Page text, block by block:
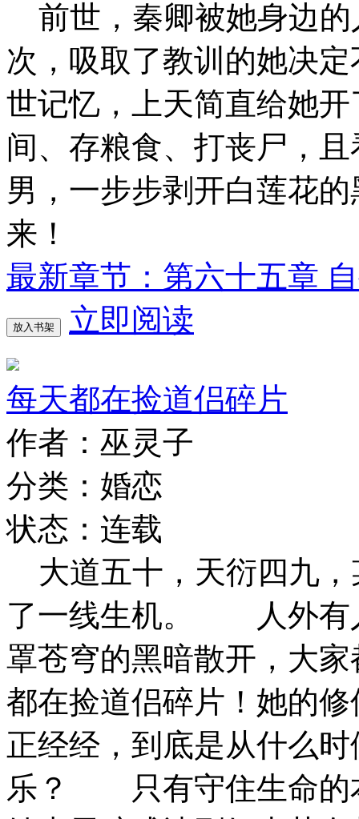
前世，秦卿被她身边的
次，吸取了教训的她决
世记忆，上天简直给她
间、存粮食、打丧尸，
男，一步步剥开白莲花
来！
最新章节：第六十五章
放入书架 立即阅读
每天都在捡道侣碎片
作者：巫灵子
分类：婚恋
状态：连载
大道五十，天衍四九，
了一线生机。 人外有
罩苍穹的黑暗散开，大
都在捡道侣碎片！她的
正经经，到底是从什么
乐？ 只有守住生命的